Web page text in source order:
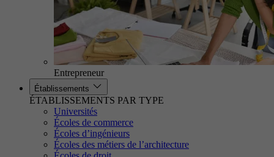
Entrepreneur
Établissements
ÉTABLISSEMENTS PAR TYPE
Universités
Écoles de commerce
Écoles d’ingénieurs
Écoles des métiers de l’architecture